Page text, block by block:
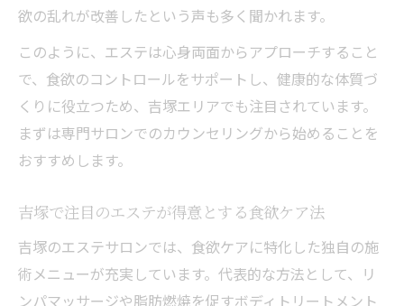
欲の乱れが改善したという声も多く聞かれます。
このように、エステは心身両面からアプローチすること
で、食欲のコントロールをサポートし、健康的な体質づ
くりに役立つため、吉塚エリアでも注目されています。
まずは専門サロンでのカウンセリングから始めることを
おすすめします。
吉塚で注目のエステが得意とする食欲ケア法
吉塚のエステサロンでは、食欲ケアに特化した独自の施
術メニューが充実しています。代表的な方法として、リ
ンパマッサージや脂肪燃焼を促すボディトリートメント